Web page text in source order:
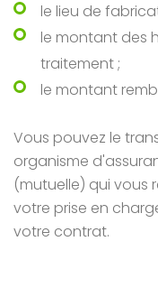
le lieu de
le montant des
traitement ;
le montant
Vous pouvez le
organisme
(mutuelle) qui vous
votre prise en
votre contrat.